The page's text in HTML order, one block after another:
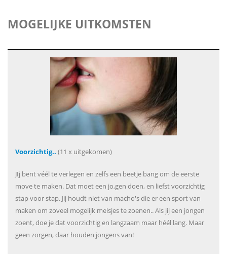
MOGELIJKE UITKOMSTEN
Voorzichtig.. (11 x uitgekomen)
JIj bent véél te verlegen en zelfs een beetje bang om de eerste
move te maken. Dat moet een jo,gen doen, en liefst voorzichtig
stap voor stap. Jij houdt niet van macho's die er een sport van
maken om zoveel mogelijk meisjes te zoenen.. Als jij een jongen
zoent, doe je dat voorzichtig en langzaam maar héél lang. Maar
geen zorgen, daar houden jongens van!